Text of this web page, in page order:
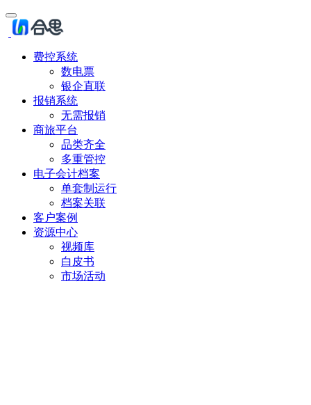
费控系统
数电票
银企直联
报销系统
无需报销
商旅平台
品类齐全
多重管控
电子会计档案
单套制运行
档案关联
客户案例
资源中心
视频库
白皮书
市场活动